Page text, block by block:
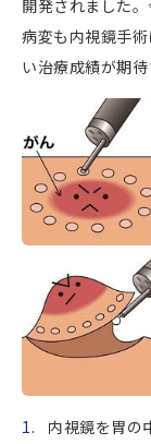
開発されました
病変も内視鏡手
い治療成績が期待
内視鏡を胃の